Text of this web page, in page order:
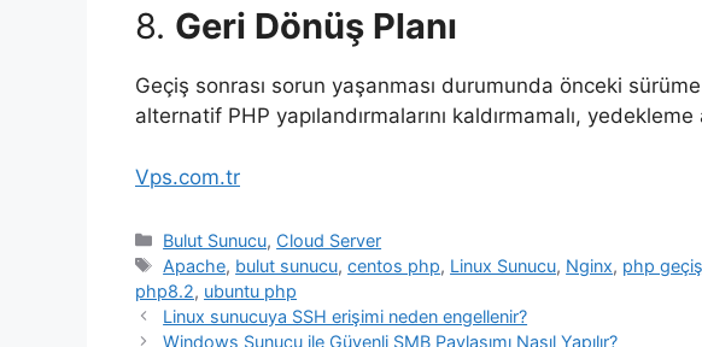
8. Geri Dönüş Planı
Geçiş sonrası sorun yaşanması durumunda önceki
alternatif PHP yapılandırmalarını kaldırmamalı, yedekleme
Vps.com.tr
Kategoriler
Bulut Sunucu, Cloud Server
Etiketler
Apache, bulut sunucu,centos php, Linux Sunucu, Nginx, php
php8.2, ubuntu php
Linux sunucuya SSH erişimi neden engellenir?
Windows Sunucu ile Güvenli SMB Paylaşımı Nasıl Yapılır?